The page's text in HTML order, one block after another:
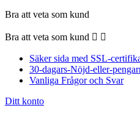
Bra att veta som kund
Bra att veta som kund  
Säker sida med SSL-
30-dagars-Nöjd-eller-
Vanliga Frågor och Svar
Ditt konto